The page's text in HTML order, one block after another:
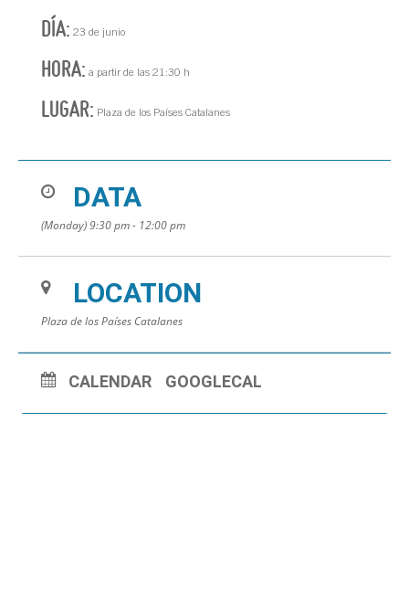
DÍA: 23 de junio
HORA: a partir de las 21:30 h
LUGAR: Plaza de los Países Catalanes
DATA
(Monday) 9:30 pm - 12:00 pm
LOCATION
Plaza de los Países Catalanes
CALENDAR GOOGLECAL